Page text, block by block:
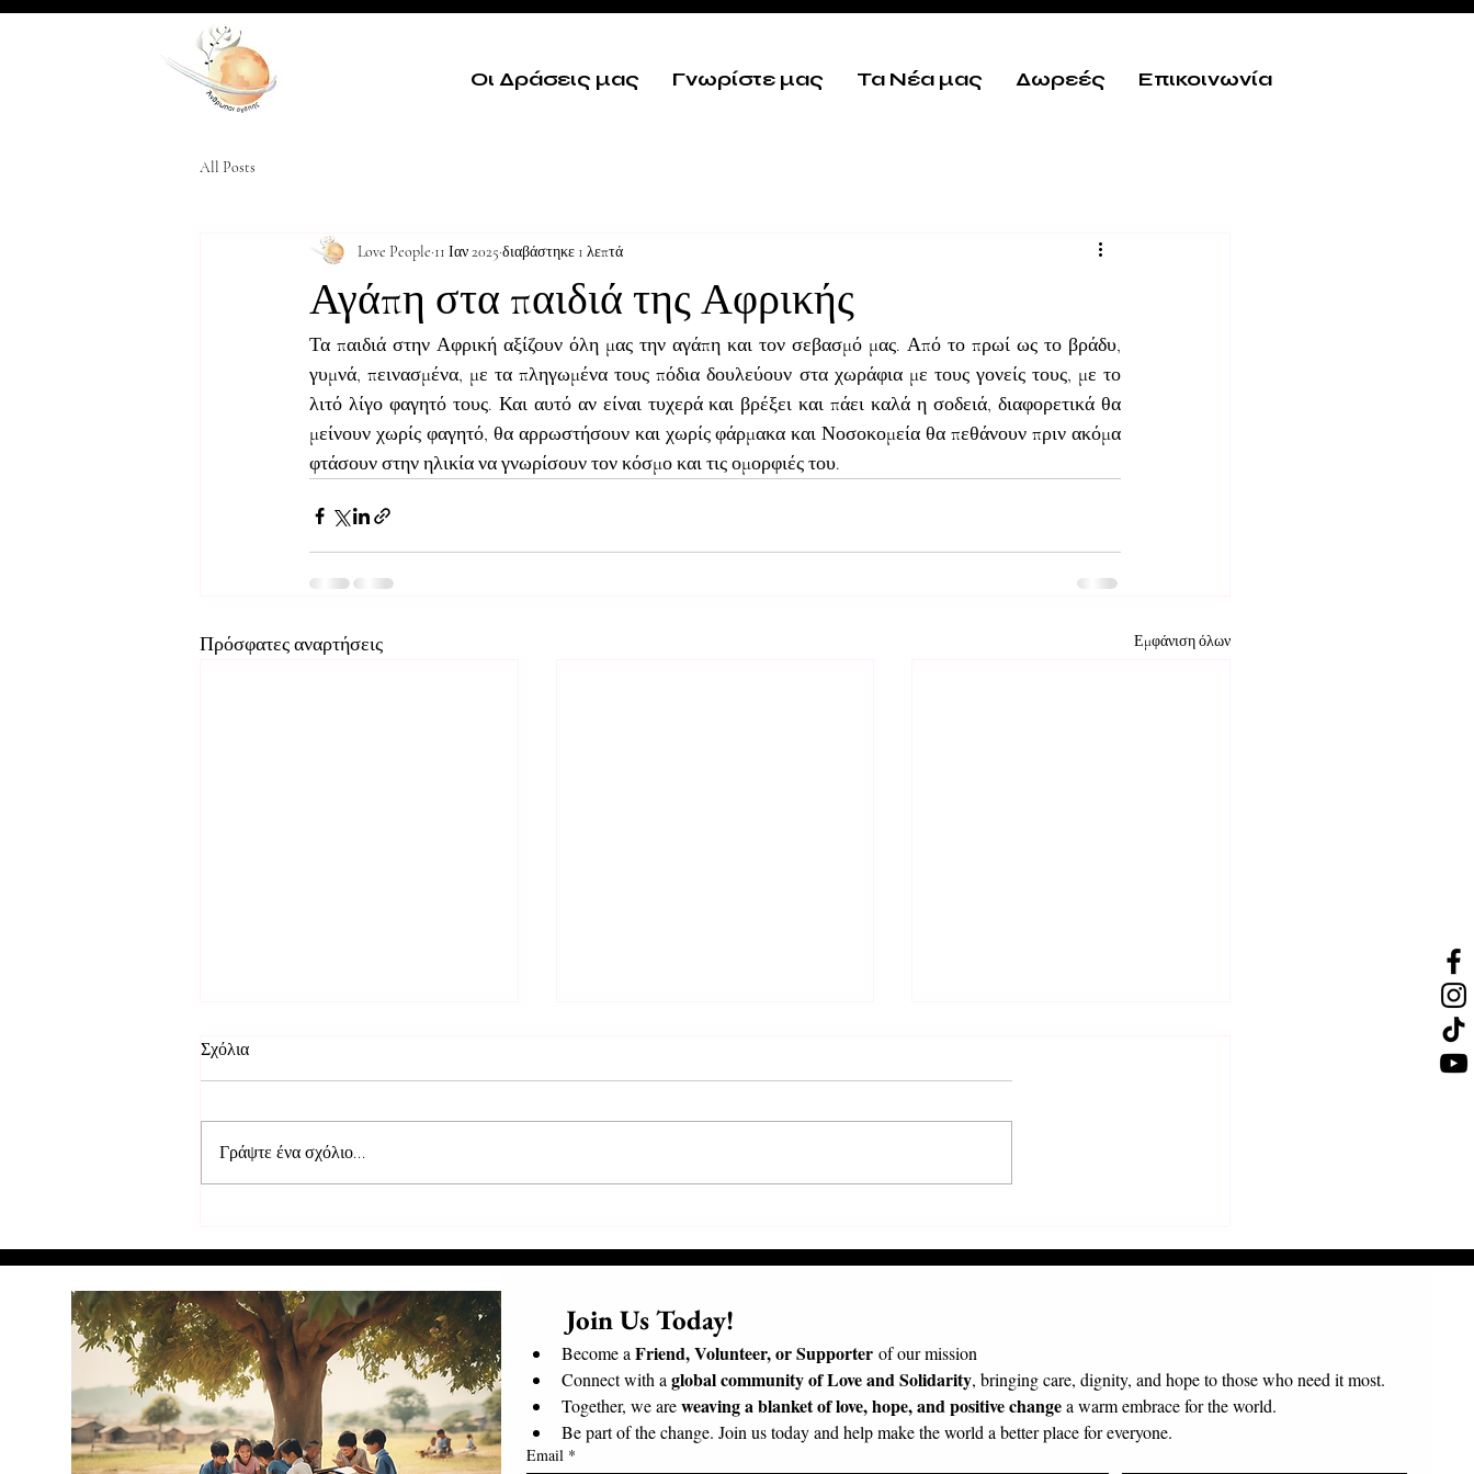
Οι Δράσεις μας Γνωρίστε μας Τα Νέα μας Δωρεές Επικοινωνία
All Posts
Αγάπη στα παιδιά της Αφρικής
Love People 11 Ιαν 2025 διαβάστηκε 1 λεπτά
Τα παιδιά στην Αφρική αξίζουν όλη μας την αγάπη και τον σεβασμό μας. Από το πρωί ως το βράδυ,
γυμνά, πεινασμένα, με τα πληγωμένα τους πόδια δουλεύουν στα χωράφια με τους γονείς τους, με το
λιτό λίγο φαγητό τους. Και αυτό αν είναι τυχερά και βρέξει και πάει καλά η σοδειά, διαφορετικά θα
μείνουν χωρίς φαγητό, θα αρρωστήσουν και χωρίς φάρμακα και Νοσοκομεία θα πεθάνουν πριν ακόμα
φτάσουν στην ηλικία να γνωρίσουν τον κόσμο και τις ομορφιές του.
Πρόσφατες αναρτήσεις Εμφάνιση όλων
Μαδαγασκάρης
Σχόλια
Γράψτε ένα σχόλιο...
      Join Us Today!​
Become a Friend, Volunteer, or Supporter of our mission
Connect with a global community of Love and Solidarity, bringing care, dignity, and hope to those who need it most.
Together, we are weaving a blanket of love, hope, and positive change a warm embrace for the world.
Be part of the change. Join us today and help make the world a better place for everyone.
Email *